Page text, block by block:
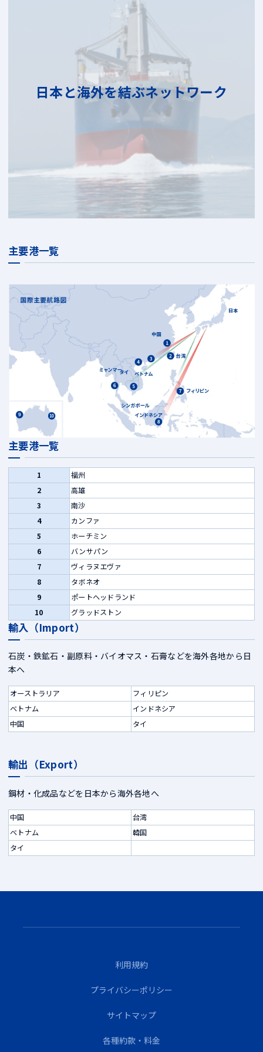
日本と海外を結ぶネットワーク
主要港一覧
主要港一覧
1
福州
2
高雄
3
南沙
4
カンファ
5
ホーチミン
6
バンサパン
7
ヴィラヌエヴァ
8
タボネオ
9
ポートヘッドランド
10
グラッドストン
輸入（Import）
石炭・鉄鉱石・副原料・バイオマス・石膏などを海外各地から日
本へ
オーストラリア
フィリピン
ベトナム
インドネシア
中国
タイ
輸出（Export）
鋼材・化成品などを日本から海外各地へ
中国
台湾
ベトナム
韓国
タイ
利用規約
プライバシーポリシー
サイトマップ
各種約款・料金